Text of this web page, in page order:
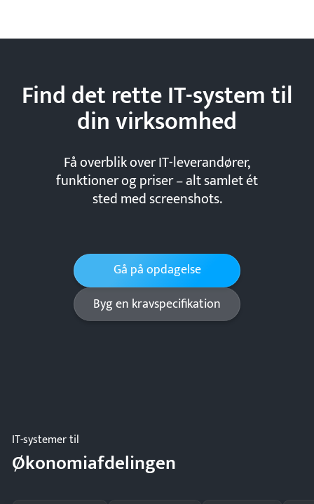
Find det rette IT-system til
dinvirksomhed
Få overblik over IT-leverandører,
funktioner og priser – alt samlet ét
sted med screenshots.
Gå på opdagelse
Byg en kravspecifikation
IT-systemer til
Økonomiafdelingen